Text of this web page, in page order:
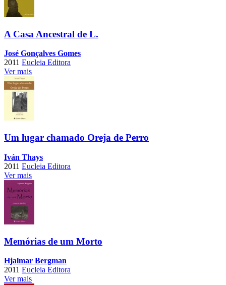
A Casa Ancestral de L.
José Gonçalves Gomes
2011 Eucleia Editora
Ver mais
Um lugar chamado Oreja de Perro
Iván Thays
2011 Eucleia Editora
Ver mais
Memórias de um Morto
Hjalmar Bergman
2011 Eucleia Editora
Ver mais